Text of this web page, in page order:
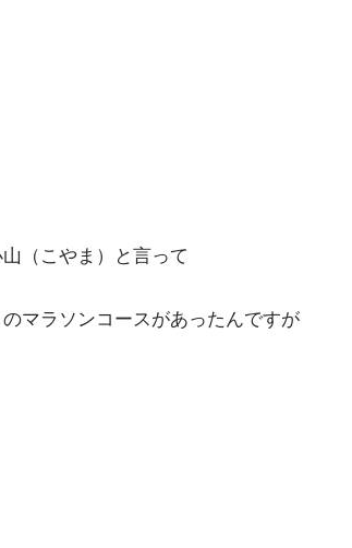
（こやま）と言って
マラソンコースがあったんですが